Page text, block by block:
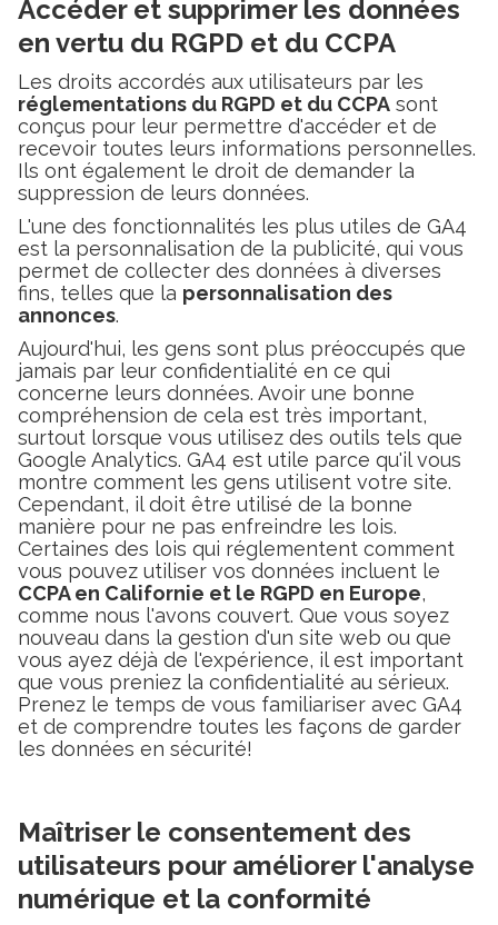
Accéder et supprimer les données
en vertu du RGPD et du CCPA
Les droits accordés aux utilisateurs par les
réglementations du RGPD et du CCPA sont
conçus pour leur permettre d'accéder et de
recevoir toutes leurs informations personnelles.
Ils ont également le droit de demander la
suppression de leurs données.
L'une des fonctionnalités les plus utiles de GA4
est la personnalisation de la publicité, qui vous
permet de collecter des données à diverses
fins, telles que la personnalisation des
annonces.
Aujourd'hui, les gens sont plus préoccupés que
jamais par leur confidentialité en ce qui
concerne leurs données. Avoir une bonne
compréhension de cela est très important,
surtout lorsque vous utilisez des outils tels que
Google Analytics. GA4 est utile parce qu'il vous
montre comment les gens utilisent votre site.
Cependant, il doit être utilisé de la bonne
manière pour ne pas enfreindre les lois.
Certaines des lois qui réglementent comment
vous pouvez utiliser vos données incluent le
CCPA en Californie et le RGPD en Europe,
comme nous l'avons couvert. Que vous soyez
nouveau dans la gestion d'un site web ou que
vous ayez déjà de l'expérience, il est important
que vous preniez la confidentialité au sérieux.
Prenez le temps de vous familiariser avec GA4
et de comprendre toutes les façons de garder
les données en sécurité!
Maîtriser le consentement des
utilisateurs pour améliorer l'analyse
numérique et la conformité